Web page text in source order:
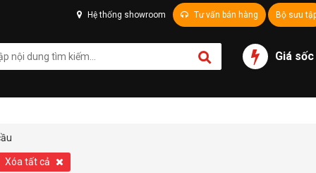
Hệ thống showroom Tư vấn bán hàng Bộ sưu
Giá sốc
Xóa tất cả